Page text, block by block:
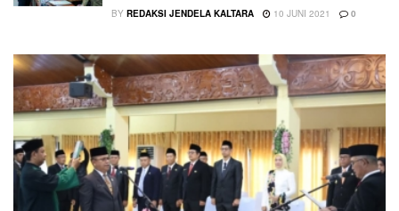
BY REDAKSI JENDELA KALTARA 10 JUNI 2021 0